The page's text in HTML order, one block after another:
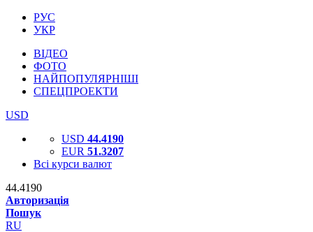
РУС
УКР
ВІДЕО
ФОТО
НАЙПОПУЛЯРНІШІ
СПЕЦПРОЕКТИ
USD
USD 44.4190
EUR 51.3207
Всі курси валют
44.4190
Авторизація
Пошук
RU